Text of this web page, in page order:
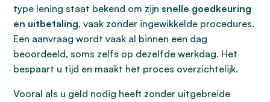
type lening staat bekend om zijn snelle goedkeuring
en uitbetaling, vaak zonder ingewikkelde procedures.
Een aanvraag wordt vaak al binnen een dag
beoordeeld, soms zelfs op dezelfde werkdag. Het
bespaart u tijd en maakt het proces overzichtelijk.
Vooral als u geld nodig heeft zonder uitgebreide